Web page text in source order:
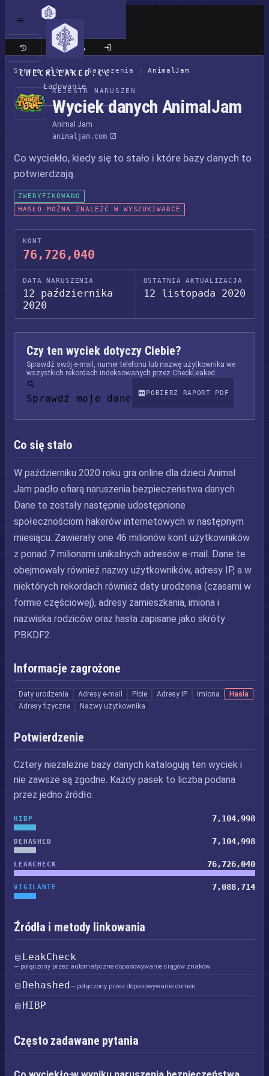
CHECKLEAKED.CC
Ładowanie
Klasyczna wersja
Strona główna / Naruszenia / AnimalJam
REJESTR NARUSZEŃ
Wyciek danych AnimalJam
Animal Jam
animaljam.com
Co wyciekło, kiedy się to stało i które bazy danych to
potwierdzają.
ZWERYFIKOWANO
HASŁO MOŻNA ZNALEŹĆ W WYSZUKIWARCE
KONT
76,726,040
DATA NARUSZENIA
12 października
2020
OSTATNIA AKTUALIZACJA
12 listopada 2020
Czy ten wyciek dotyczy Ciebie?
Sprawdź swój e-mail, numer telefonu lub nazwę użytkownika we
wszystkich rekordach indeksowanych przez CheckLeaked.
Sprawdź moje dane POBIERZ RAPORT PDF
Co się stało
W październiku 2020 roku gra online dla dzieci Animal
Jam padło ofiarą naruszenia bezpieczeństwa danych
Dane te zostały następnie udostępnione
społecznościom hakerów internetowych w następnym
miesiącu. Zawierały one 46 milionów kont użytkowników
z ponad 7 milionami unikalnych adresów e-mail. Dane te
obejmowały również nazwy użytkowników, adresy IP, a w
niektórych rekordach również daty urodzenia (czasami w
formie częściowej), adresy zamieszkania, imiona i
nazwiska rodziców oraz hasła zapisane jako skróty
PBKDF2.
Informacje zagrożone
Daty urodzenia Adresy e-mail Płcie Adresy IP Imiona
Hasła
Adresy fizyczne
Nazwy użytkownika
Potwierdzenie
Cztery niezależne bazy danych katalogują ten wyciek i
nie zawsze są zgodne. Każdy pasek to liczba podana
przez jedno źródło.
HIBP 7,104,998
DEHASHED 7,104,998
LEAKCHECK 76,726,040
VIGILANTE 7,088,714
Źródła i metody linkowania
LeakCheck
— połączony przez automatyczne dopasowywanie ciągów znaków
Dehashed— połączony przez dopasowywanie domen
HIBP
Często zadawane pytania